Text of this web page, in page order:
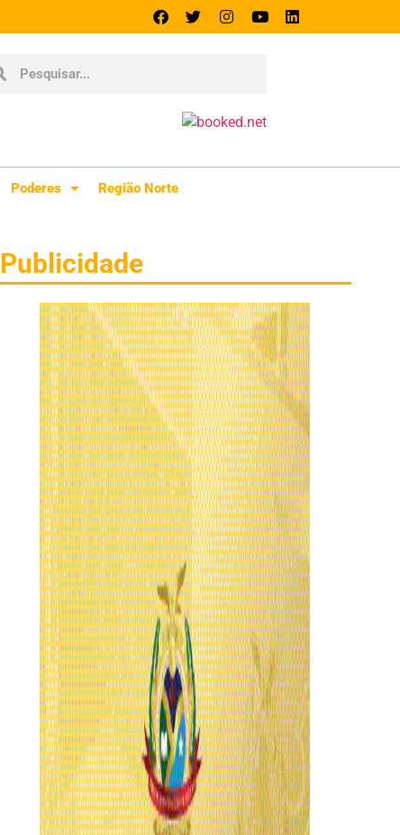
Poderes Região Norte
Publicidade